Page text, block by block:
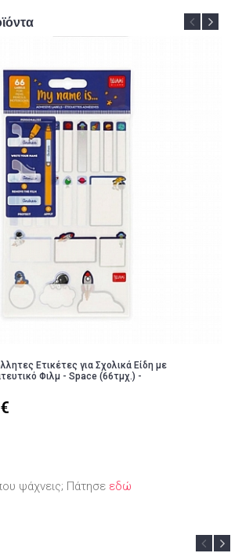
Ετικέτες για Σχολικά Είδη με
Φιλμ - Space (66τμχ.) -
ψάχνεις; Πάτησε εδώ